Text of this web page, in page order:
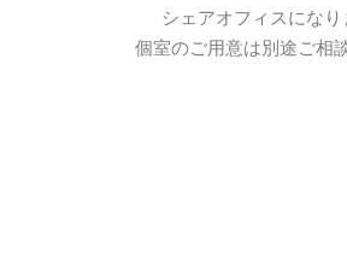
シェアオフィスになり
個室のご用意は別途ご相